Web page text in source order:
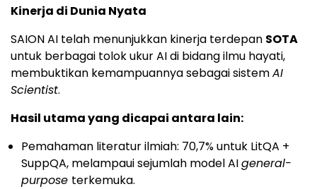
Kinerja di Dunia Nyata
SAION AI telah menunjukkan kinerja terdepan SOTA
untuk berbagai tolok ukur AI di bidang ilmu hayati,
membuktikan kemampuannya sebagai sistemAI
Scientist.
Hasil utama yang dicapai antara lain:
Pemahaman literatur ilmiah: 70,7% untuk LitQA +
SuppQA, melampaui sejumlah model AIgeneral-
purpose terkemuka.